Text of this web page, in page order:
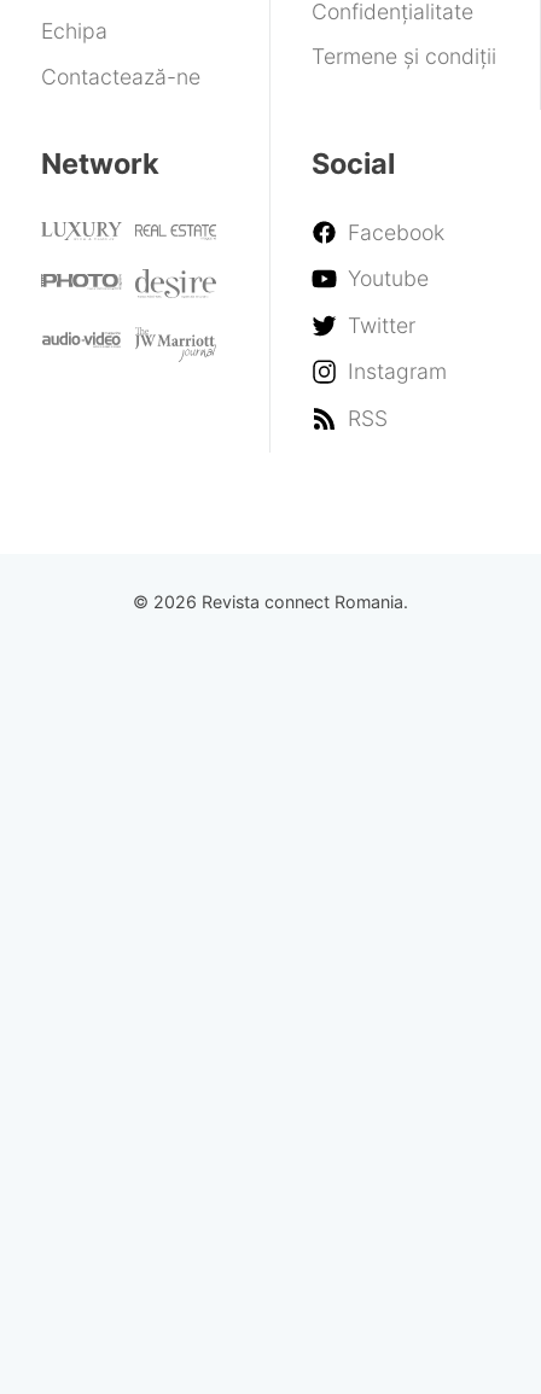
Echipa
Contactează-ne
Confidențialitate
Termene și condiții
Network Social
Facebook
Youtube
Twitter
Instagram
RSS
© 2026 Revista connect Romania.